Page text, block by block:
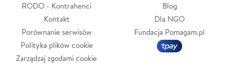
RODO - Kontrahenci
Kontakt
Porównanie serwisów
Polityka plików cookie
Zarządzaj zgodami cookie
Blog
Dla NGO
Fundacja Pomagam.pl